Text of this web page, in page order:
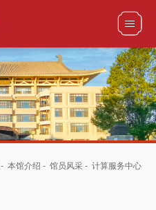
- 本馆介绍 - 馆员风采 - 计算服务中心